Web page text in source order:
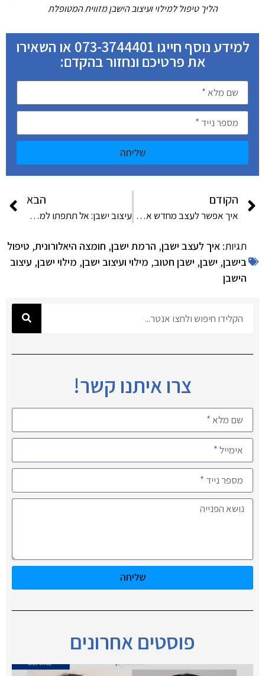
הליך טיפול למילוי ועיצוב הישבן מזווית המטופלת
למידע נוסף חייגו 073-3744401 או השאירו
את פרטיכם ונחזור בהקדם:
שליחה
הקודם
איך אפשר לעצב מחדש את הישבן? צפו בסרטון
הבא
עיצוב ישבן: אל תתפתו למבצעים ולמי שינסה לזרז אתכן!
תגיות: איך לעצב ישבן, הרמת ישבן, חומצה היאלורונית, טיפול
בישבן, ישבן, ישבן חטוב, מילוי ועיצוב ישבן, מילוי ישבן, עיצוב
הישבן
צרו איתנו קשר!
שליחה
פוסטים אחרונים